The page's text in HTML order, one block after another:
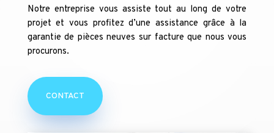
Notre entreprise vous assiste tout au long de votre
projet et vous profitez d’une assistance grâce à la
garantie de pièces neuves sur facture que nous vous
procurons.
CONTACT